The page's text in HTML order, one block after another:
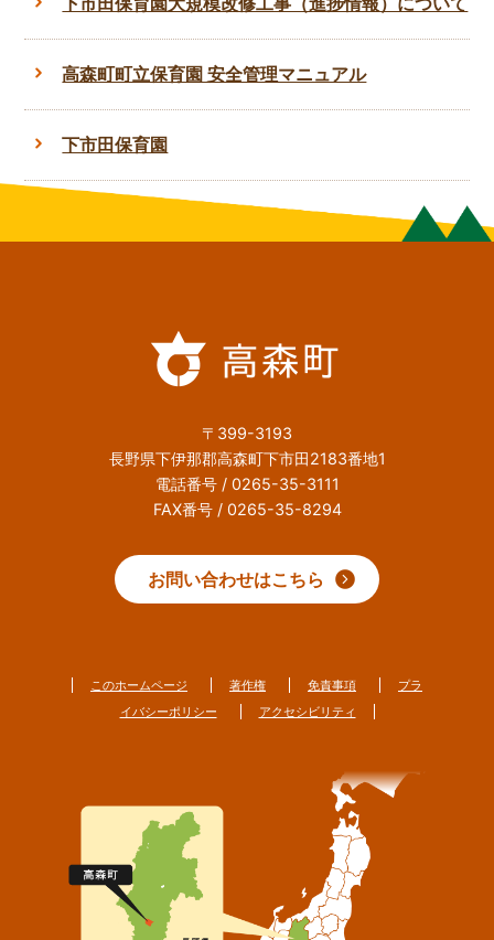
高森町町立保育園 安全管理マニュアル
下市田保育園
〒399-3193
長野県下伊那郡高森町下市田2183番地1
電話番号 / 0265-35-3111
FAX番号 / 0265-35-8294
お問い合わせはこちら
このホームページ 著作権 免責事項
プラ
イバシーポリシー
アクセシビリティ